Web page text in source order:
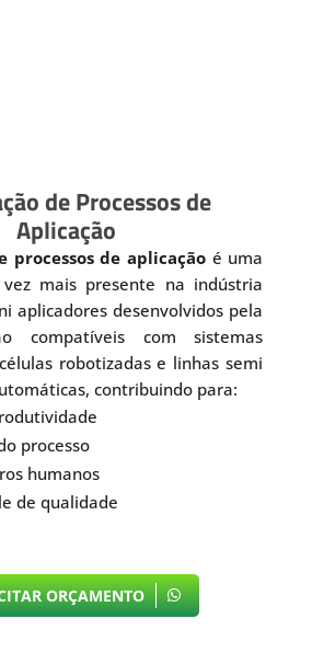
de Processos de
Aplicação
processos de aplicaçãoé uma
mais presente na indústria
aplicadores desenvolvidos pela
compatíveis com sistemas
robotizadas e linhas semi
contribuindo para:
processo
humanos
de qualidade
ORÇAMENTO